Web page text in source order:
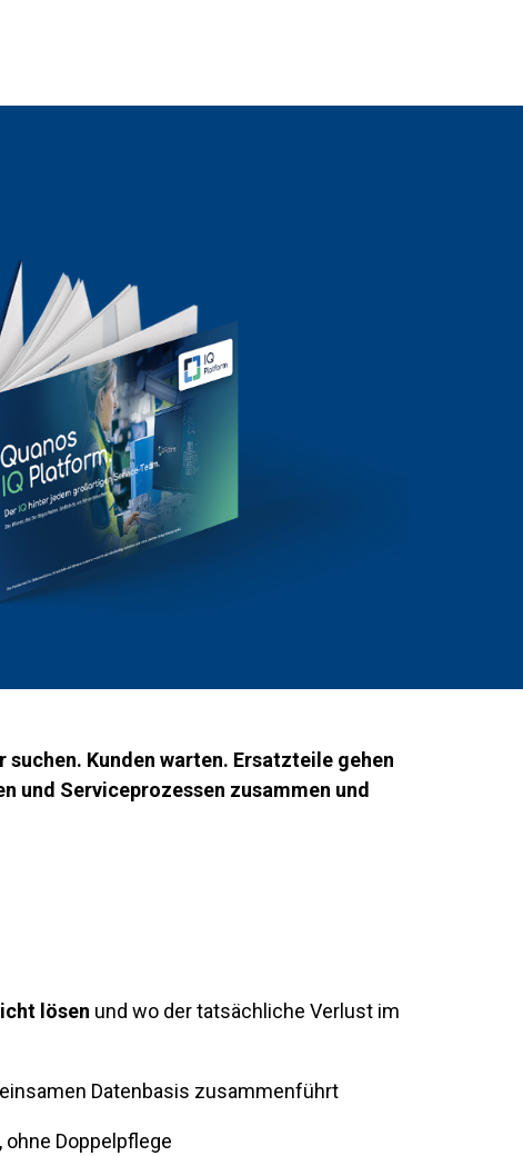
suchen. Kunden warten. Ersatzteile gehen
und Serviceprozessen zusammen und
lösen und wo der tatsächliche Verlust im
Datenbasis zusammenführt
Doppelpflege